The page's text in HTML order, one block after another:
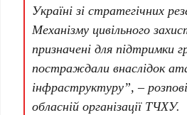
Україні зі стратегічних
Механізму цивільного
призначені для підтримки
постраждали внаслідок
інфраструктуру”, –
обласній організації ТЧХУ.